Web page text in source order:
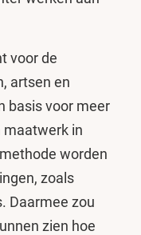
voor de
artsen en
basis voor meer
maatwerk in
worden
zoals
Daarmee zou
zien hoe